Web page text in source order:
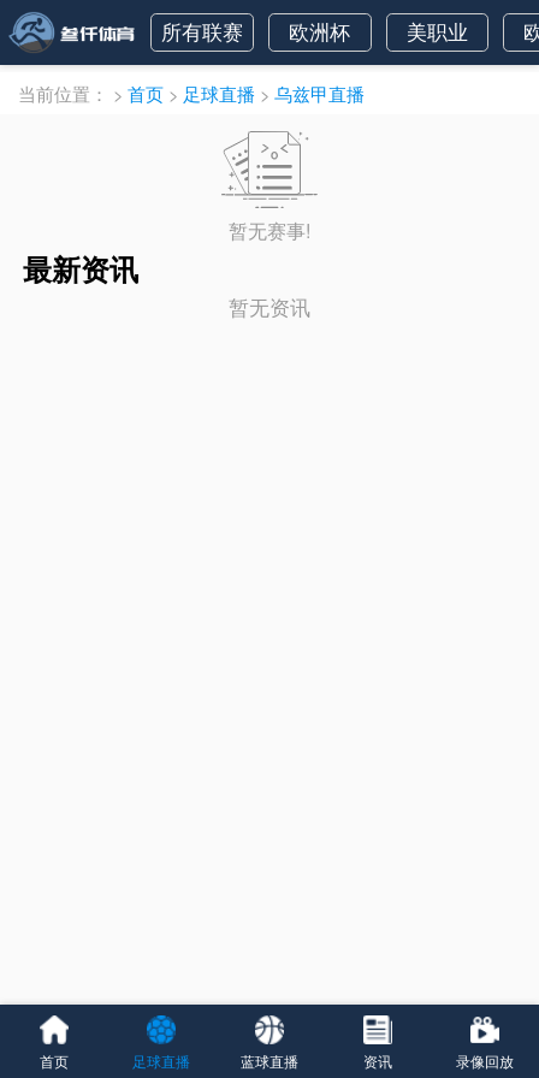
所有联赛 欧洲杯 美职业
当前位置： > 首页 > 足球直播 > 乌兹甲直播
暂无赛事!
最新资讯
暂无资讯
首页 足球直播 蓝球直播 资讯 录像回放